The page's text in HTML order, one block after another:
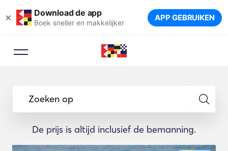
× Download de app
Boek sneller en makkelijker APP GEBRUIKEN
Zoeken op
De prijs is altijd inclusief de bemanning.